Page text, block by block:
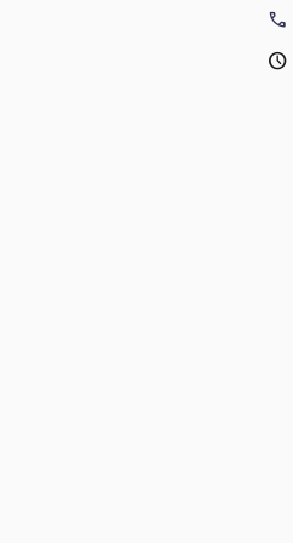
call
schedule